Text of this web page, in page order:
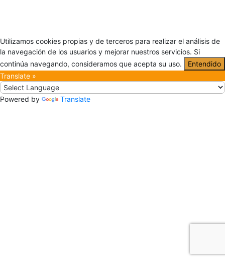
Utilizamos cookies propias y de terceros para realizar el análisis de
la navegación de los usuarios y mejorar nuestros servicios. Si
continúa navegando, consideramos que acepta su uso.
Entendido
Translate »
Powered by Translate